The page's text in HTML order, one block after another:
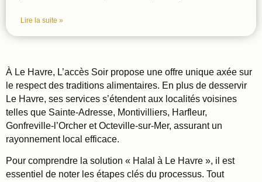
Lire la suite »
À Le Havre, L’accès Soir propose une offre unique axée sur
le respect des traditions alimentaires. En plus de desservir
Le Havre, ses services s’étendent aux localités voisines
telles que Sainte-Adresse, Montivilliers, Harfleur,
Gonfreville-l’Orcher et Octeville-sur-Mer, assurant un
rayonnement local efficace.
Pour comprendre la solution « Halal à Le Havre », il est
essentiel de noter les étapes clés du processus. Tout